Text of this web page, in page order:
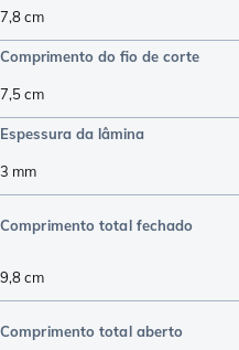
7,8cm
Comprimento do fio de corte
7,5cm
Espessura da lâmina
3 mm
Comprimento total fechado
9,8cm
Comprimento total aberto